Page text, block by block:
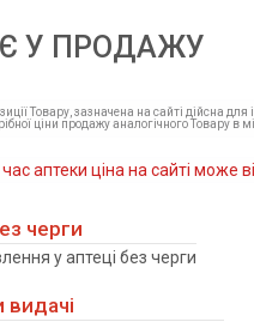
У ПРОДАЖУ
Товару, зазначена на сайті дійсна
ціни продажу аналогічного Товару в
аптеки ціна на сайті може
черги
у аптеці без черги
видачі